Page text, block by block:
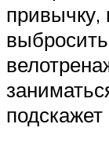
привычку,